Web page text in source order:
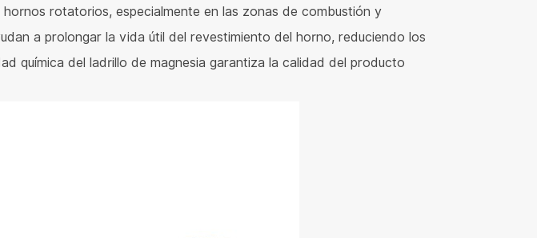
rotatorios, especialmente en las zonas de combustión y
a prolongar la vida útil del revestimiento del horno, reduciendo los
química del ladrillo de magnesia garantiza la calidad del producto